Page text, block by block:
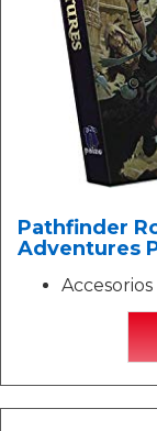
Pathfinder
Adventures
Accesorios